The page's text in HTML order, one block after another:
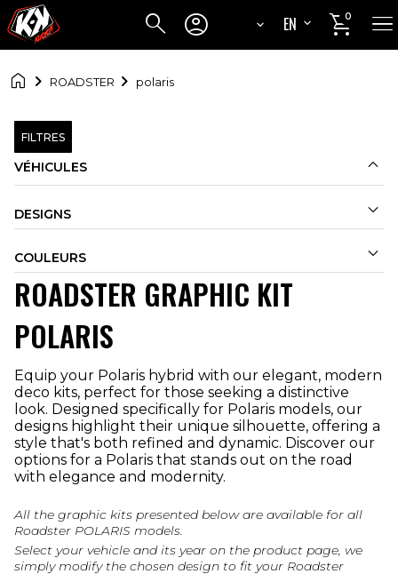
 
FR
EN 
0 
 ROADSTER polaris
FILTRES
VÉHICULES 
DESIGNS 
COULEURS 
ROADSTER GRAPHIC KIT
POLARIS
Equip your Polaris hybrid with our elegant, modern
deco kits, perfect for those seeking a distinctive
look. Designed specifically for Polaris models, our
designs highlight their unique silhouette, offering a
style that's both refined and dynamic. Discover our
options for a Polaris that stands out on the road
with elegance and modernity.
All the graphic kits presented below are available for all
Roadster POLARIS models.
Select your vehicle and its year on the product page, we
simply modify the chosen design to fit your Roadster